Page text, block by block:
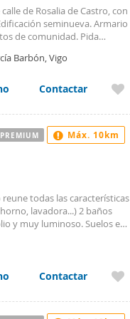
de Rosalia de Castro, con
seminueva. Armario
de comunidad. Pida
Barbón, Vigo
Contactar
todas las características
lavadora...) 2 baños
y muy luminoso. Suelos en
agua caliente. Totalmente
No busque más, ya
Contactar
PREMIUM Máx. 10km